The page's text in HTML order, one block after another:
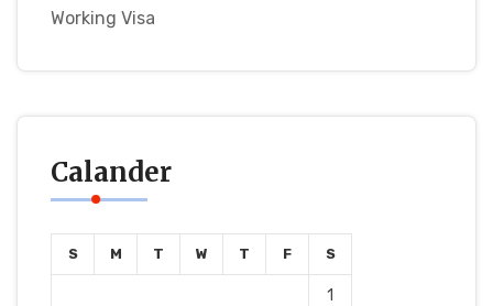
Working Visa
Calander
S M T W T F S
1